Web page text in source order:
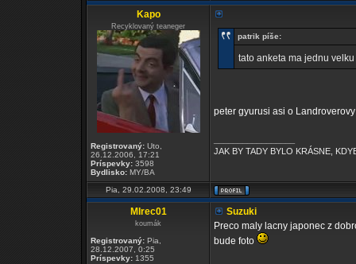
Kapo
Recyklovaný teaneger
Registrovaný: Uto,
26.12.2006, 17:21
Príspevky: 3598
Bydlisko: MY/BA
patrik píše:
tato anketa ma jednu
peter gyurusi asi o
JAK BY TADY BYLO KRÁSNE,
Pia, 29.02.2008, 23:49
MIrec01
koumák
Registrovaný: Pia,
28.12.2007, 0:25
Príspevky: 1355
Suzuki
Preco maly lacny japonec z
bude foto